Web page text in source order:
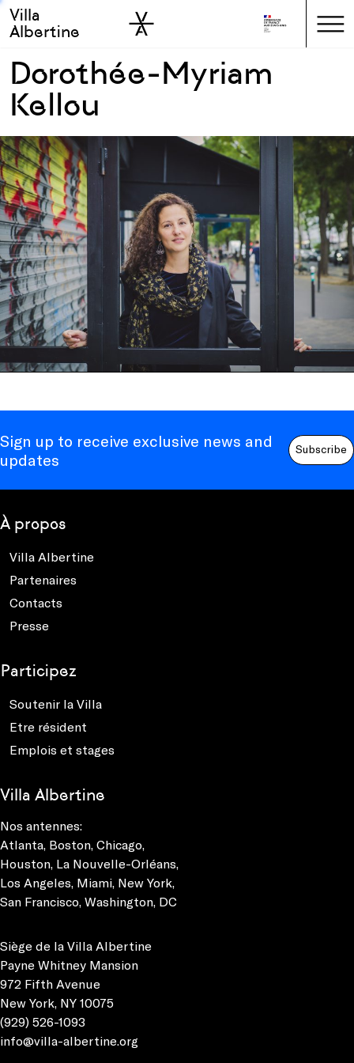
Skip to main
Skip to sidebar
Villa
Albertine
Dorothée-Myriam
Kellou
Sign up to receive exclusive news and
updates
Subscribe
À propos
Villa Albertine
Partenaires
Contacts
Presse
Participez
Soutenir la Villa
Etre résident
Emplois et stages
Villa Albertine
Nos antennes:
Atlanta, Boston, Chicago,
Houston, La Nouvelle-Orléans,
Los Angeles, Miami, New York,
San Francisco, Washington, DC
Siège de la Villa Albertine
Payne Whitney Mansion
972 Fifth Avenue
New York, NY 10075
(929) 526-1093
info@villa-albertine.org